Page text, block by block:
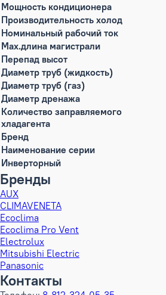
Мощность кондиционера
Производительность холод
Номинальный рабочий ток
Max.длина магистрали
Перепад высот
Диаметр труб (жидкость)
Диаметр труб (газ)
Диаметр дренажа
Количество заправляемого
хладагента
Бренд
Наименование серии
Инверторный
Бренды
AUX
CLIMAVENETA
Ecoclima
Ecoclima Pro Vent
Electrolux
Mitsubishi Electric
Panasonic
Контакты